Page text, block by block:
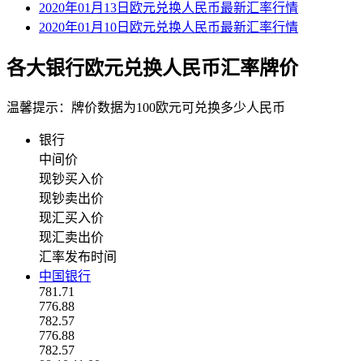
2020年01月13日欧元兑换人民币最新汇率行情
2020年01月10日欧元兑换人民币最新汇率行情
各大银行欧元兑换人民币汇率牌价
温馨提示：牌价数据为100欧元可兑换多少人民币
银行
中间价
现钞买入价
现钞卖出价
现汇买入价
现汇卖出价
汇率发布时间
中国银行
781.71
776.88
782.57
776.88
782.57